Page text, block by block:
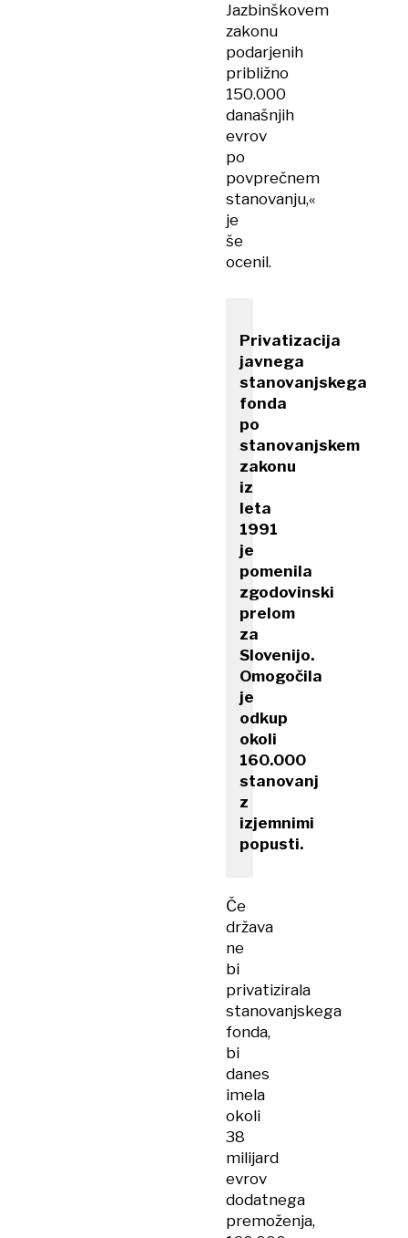
Jazbinškovem
zakonu
podarjenih
približno
150.000
današnjih
evrov
po
povprečnem
stanovanju,«
je
še
ocenil.
Privatizacija
javnega
stanovanjskega
fonda
po
stanovanjskem
zakonu
iz
leta
1991
je
pomenila
zgodovinski
prelom
za
Slovenijo.
Omogočila
je
odkup
okoli
160.000
stanovanj
z
izjemnimi
popusti.
Če
država
ne
bi
privatizirala
stanovanjskega
fonda,
bi
danes
imela
okoli
38
milijard
evrov
dodatnega
premoženja,